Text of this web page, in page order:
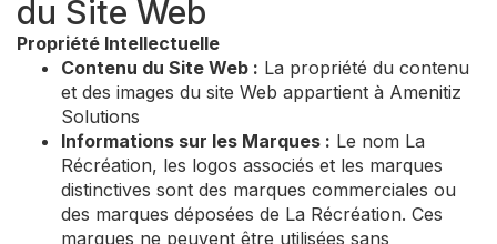
du Site Web
Propriété Intellectuelle
Contenu du Site Web : La propriété du contenu
et des images du site Web appartient à Amenitiz
Solutions
Informations sur les Marques : Le nom La
Récréation, les logos associés et les marques
distinctives sont des marques commerciales ou
des marques déposées de La Récréation. Ces
marques ne peuvent être utilisées sans